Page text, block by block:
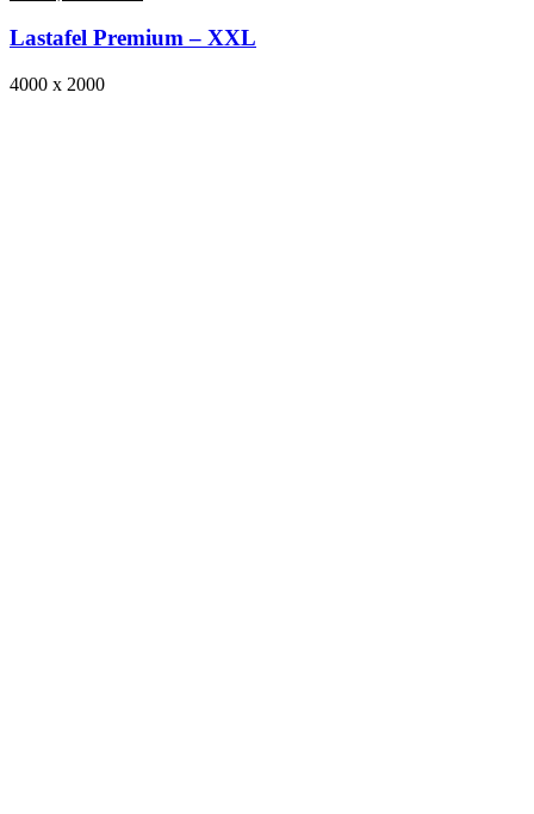
Lastafel Premium – XXL
4000 x 2000